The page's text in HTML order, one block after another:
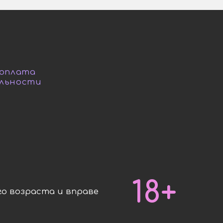
возраста и вправе
18+